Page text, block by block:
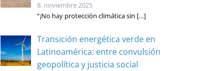
8. noviembre 2025
“¡No hay protección climática sin […]
Transición energética verde en
Latinoamérica: entre convulsión
geopolítica y justicia social